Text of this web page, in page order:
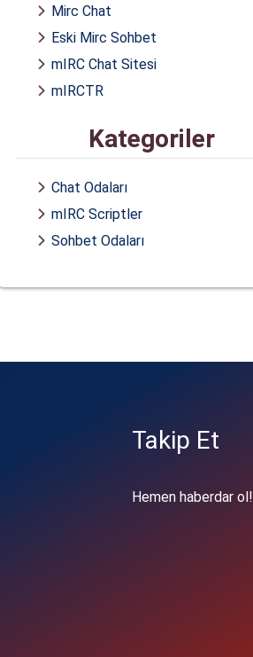
Mirc Chat
Eski Mirc Sohbet
mIRC Chat Sitesi
mIRCTR
Kategoriler
Chat Odaları
mIRC Scriptler
Sohbet Odaları
Takip Et
Hemen haberdar ol!